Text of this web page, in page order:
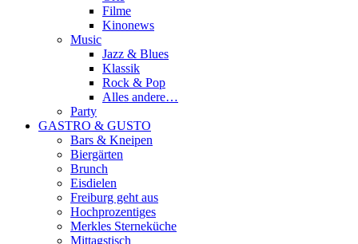
Filme
Kinonews
Music
Jazz & Blues
Klassik
Rock & Pop
Alles andere…
Party
GASTRO & GUSTO
Bars & Kneipen
Biergärten
Brunch
Eisdielen
Freiburg geht aus
Hochprozentiges
Merkles Sterneküche
Mittagstisch